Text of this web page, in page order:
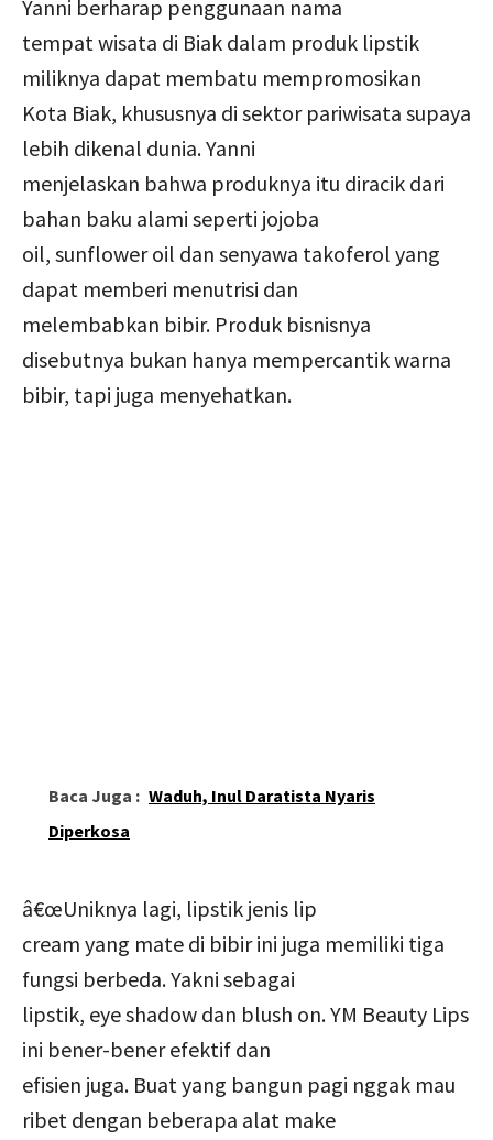
Yanni berharap penggunaan nama
tempat wisata di Biak dalam produk lipstik
miliknya dapat membatu mempromosikan
Kota Biak, khususnya di sektor pariwisata supaya
lebih dikenal dunia. Yanni
menjelaskan bahwa produknya itu diracik dari
bahan baku alami seperti jojoba
oil, sunflower oil dan senyawa takoferol yang
dapat memberi menutrisi dan
melembabkan bibir. Produk bisnisnya
disebutnya bukan hanya mempercantik warna
bibir, tapi juga menyehatkan.
Baca Juga : Waduh, Inul Daratista Nyaris
Diperkosa
â€œUniknya lagi, lipstik jenis lip
cream yang mate di bibir ini juga memiliki tiga
fungsi berbeda. Yakni sebagai
lipstik, eye shadow dan blush on. YM Beauty Lips
ini bener-bener efektif dan
efisien juga. Buat yang bangun pagi nggak mau
ribet dengan beberapa alat make